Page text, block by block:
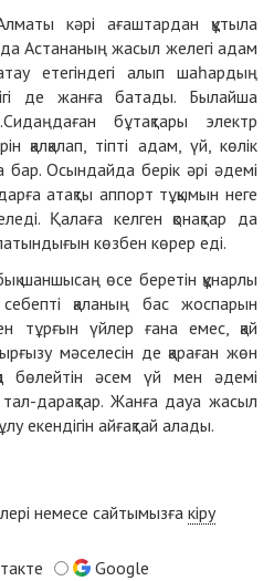
кәрі ағаштардан құтыла
Астананың жасыл желегі адам
етегіндегі алып шаһардың
де жанға батады. Былайша
бұтақтары электр
қалқалап, тіпті адам, үй, көлік
бар. Осындайда берік әрі әдемі
атақты аппорт тұқымын неге
Қалаға келген қонақтар да
көзбен көрер еді.
шаншысаң өсе беретін құнарлы
қа­ланың бас жоспарын
тұрғын үйлер ғана емес, қай
мәселесін де қараған жөн
бөлейтін әсем үй мен әдемі
тал-дарақтар. Жанға дауа жасыл
екендігін айғақтай алады.
немесе сайтымызға кіру
Google